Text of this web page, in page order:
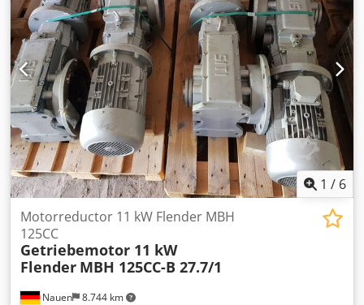
1 / 6
Nauen 8.744 km
Motorreductor 11 kW Flender MBH
125CC
Getriebemotor 11 kW
Flender MBH 125CC-B 27.7/1